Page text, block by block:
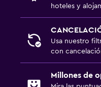
hoteles y
Usa nuestro
con
Millones de